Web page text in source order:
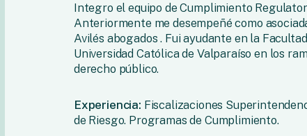
Integro el equipo de Cumplimiento
Anteriormente me desempeñé como
Avilés abogados . Fui ayudante en la
Universidad Católica de Valparaíso en los
derecho público.
Experiencia: Fiscalizaciones
de Riesgo. Programas de Cumplimiento.